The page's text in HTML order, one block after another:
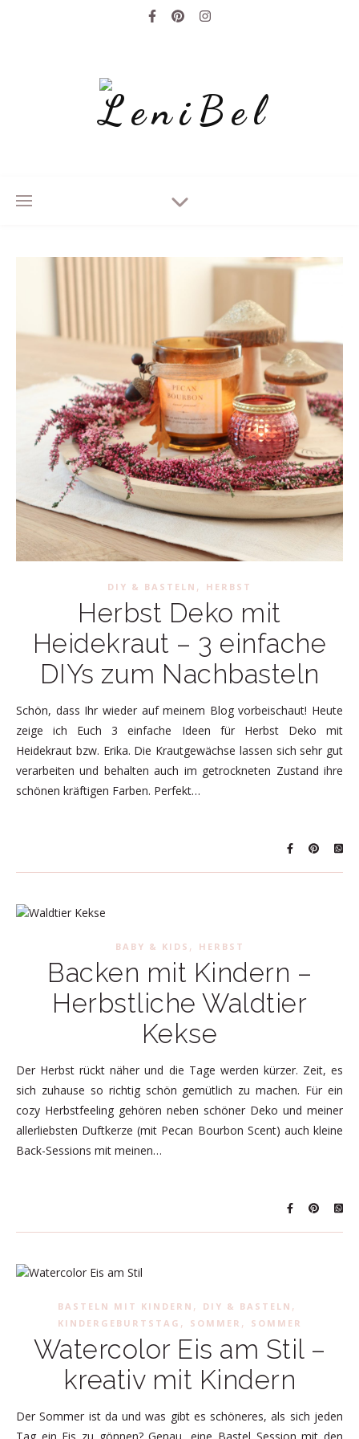
DIY & BASTELN , HERBST
Herbst Deko mit
Heidekraut – 3 einfache
DIYs zum Nachbasteln
Schön, dass Ihr wieder auf meinem Blog vorbeischaut! Heute
zeige ich Euch 3 einfache Ideen für Herbst Deko mit
Heidekraut bzw. Erika. Die Krautgewächse lassen sich sehr gut
verarbeiten und behalten auch im getrockneten Zustand ihre
schönen kräftigen Farben. Perfekt…
BABY & KIDS , HERBST
Backen mit Kindern –
Herbstliche Waldtier
Kekse
Der Herbst rückt näher und die Tage werden kürzer. Zeit, es
sich zuhause so richtig schön gemütlich zu machen. Für ein
cozy Herbstfeeling gehören neben schöner Deko und meiner
allerliebsten Duftkerze (mit Pecan Bourbon Scent) auch kleine
Back-Sessions mit meinen…
BASTELN MIT KINDERN , DIY & BASTELN ,
KINDERGEBURTSTAG , SOMMER , SOMMER
Watercolor Eis am Stil –
kreativ mit Kindern
Der Sommer ist da und was gibt es schöneres, als sich jeden